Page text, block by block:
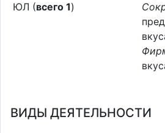
ЮЛ (всего 1)
ВИДЫ ДЕЯТЕЛЬНОСТИ